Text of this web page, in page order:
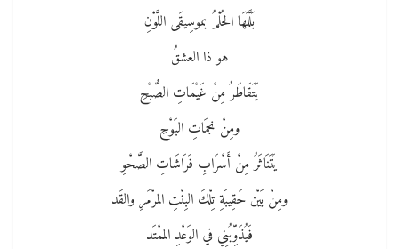
بَلَّلَهَا الحُلْمُ بموسِيقَى اللَّوْنِ
هو ذا العشقُ
يَتَقَاطَرُ مِنْ غَيْمَاتِ الصُّبْحِ
ومِنْ نجمَاتِ البَوْحِ
يَتَنَاثَرُ مِنْ أَسْرَابِ فَرَاشَاتِ الصَّحْوِ
ومِنْ بَيْن حَقِيبَةِ تِلْكَ البِنْتِ المرْمَرِ والقَد
فَيُذَوِّبُنِي في الوَعْدِ الممْتَد